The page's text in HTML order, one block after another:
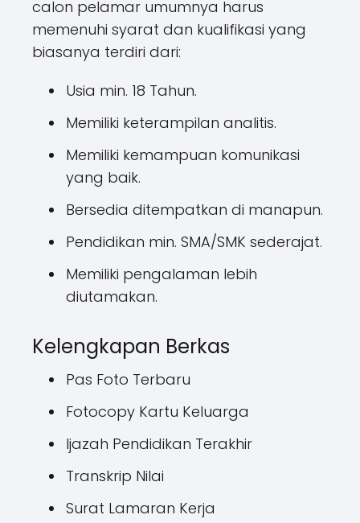
calon pelamar umumnya harus
memenuhi syarat dan kualifikasi yang
biasanya terdiri dari:
Usia min. 18 Tahun.
Memiliki keterampilan analitis.
Memiliki kemampuan komunikasi
yang baik.
Bersedia ditempatkan di manapun.
Pendidikan min. SMA/SMK sederajat.
Memiliki pengalaman lebih
diutamakan.
Kelengkapan Berkas
Pas Foto Terbaru
Fotocopy Kartu Keluarga
Ijazah Pendidikan Terakhir
Transkrip Nilai
Surat Lamaran Kerja